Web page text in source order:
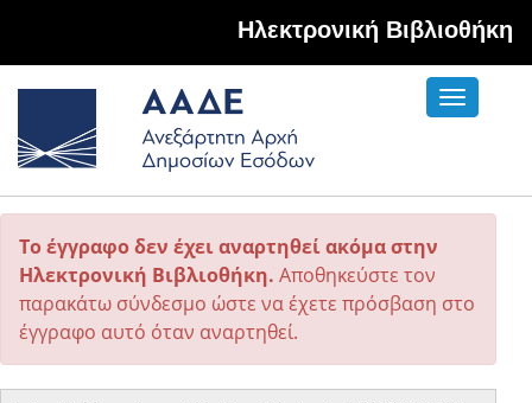
Hλεκτρονική Βιβλιοθήκη
Toggle
Το έγγραφο δεν έχει αναρτηθεί ακόμα στην
Ηλεκτρονική Βιβλιοθήκη. Αποθηκεύστε τον
παρακάτω σύνδεσμο ώστε να έχετε πρόσβαση στο
έγγραφο αυτό όταν αναρτηθεί.